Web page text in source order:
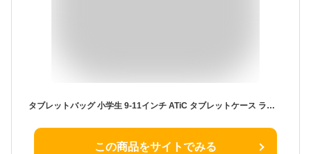
タブレットバッグ 小学生 9-11インチ ATiC タブレットケース ランドセル 小学校 ノートパソコン収納バッグ PCインナーバッグ iPad 第10世代 2022/iPad 10.2/mini6/5/Fire HD10/HD8/iPad Air 5/4/iPad Pro 11 など適用 11インチまで対応 ノートパソコン/タブレット/電子書籍リーダー ネオプレン製 手提仕様 SkyBlue
この商品をサイトでみる